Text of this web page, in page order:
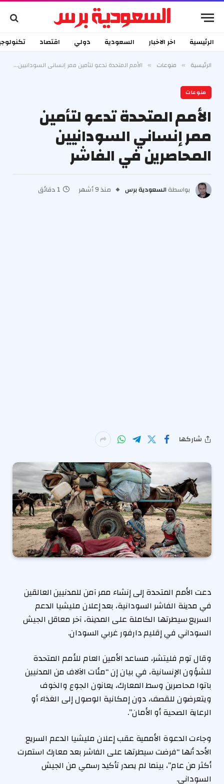
الرئيسية اخر الاخبار السعودية دولي اقتصاد
الرئيسية » منوعات » الأمم المتحدة تدعو لتأمين ممر إنساني السودانيين المحاصرين في الفاشر
منوعات
الأمم المتحدة تدعو لتأمين
ممر إنساني السودانيين
المحاصرين في الفاشر
بواسطة السعودية برس منذ 9 أشهر 1 دقائق
شاركها
دعت الأمم المتحدة إلى إنشاء ممر آمن للمدنيين العالقين
في مدينة الفاشر السودانية، بعد إعلان مليشيا الدعم
السريع سيطرتها الكاملة على المدينة، آخر معاقل الجيش
السوداني في إقليم دارفور غربي السودان.
وقال توم فليتشر، مساعد الأمين العام للأمم المتحدة
للشؤون الإنسانية، في بيان إن “مئات الآلاف من المدنيين
باتوا محاصرين وسط المعارك، يعانون الجوع والخوف
ويتعرضون للقصف، دون إمكانية الوصول إلى الغذاء أو
الرعاية الصحية أو الأمان”.
وجاءت الدعوة الأممية عقب إعلان مليشيا الدعم السريع
الأحد أنها “فرضت سيطرتها على الفاشر بعد معارك استمرت
أكثر من عام”، بينما لم يصدر تأكيد رسمي من الجيش
السوداني.